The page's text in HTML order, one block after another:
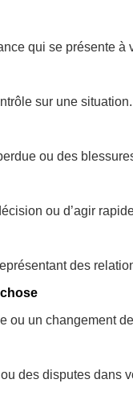
qui se présente à
sur une situation.
ou des
ou d’agir
des
ou un changement
des disputes dans